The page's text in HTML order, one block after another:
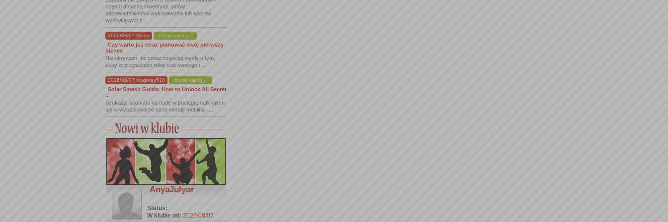
często dotyczą inwestycji, umów,
odpowiedzialności wykonawców lub sporów
wynikających z ...
2026/08/07 Mixon czytaj więcej...
Czy warto już teraz planować swój pierwszy
biznes
Nie ukrywam, że coraz częściej myślę o tym,
żeby w przyszłości robić coś swojego i ...
2026/08/07 mogorey518 czytaj więcej...
Solar Smash Guide: How to Unlock All Secret
...
Szukając sposobu na nudę w pociągu, natknąłem
się w wyszukiwarce na tę wersję mobilną i ...
AnyaJulyor
Status:
W klubie od: 2026/08/07